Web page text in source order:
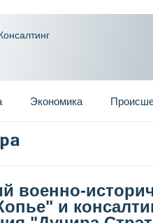
меню
Экономика
военно-
и